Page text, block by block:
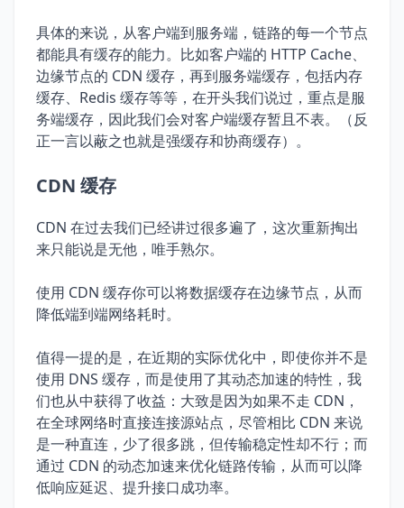
具体的来说，从客户端到服务端，链路的每一个节点
都能具有缓存的能力。比如客户端的 HTTP Cache、
边缘节点的 CDN 缓存，再到服务端缓存，包括内存
缓存、Redis 缓存等等，在开头我们说过，重点是服
务端缓存，因此我们会对客户端缓存暂且不表。（反
正一言以蔽之也就是强缓存和协商缓存）。
CDN 缓存
CDN 在过去我们已经讲过很多遍了，这次重新掏出
来只能说是无他，唯手熟尔。
使用 CDN 缓存你可以将数据缓存在边缘节点，从而
降低端到端网络耗时。
值得一提的是，在近期的实际优化中，即使你并不是
使用 DNS 缓存，而是使用了其动态加速的特性，我
们也从中获得了收益：大致是因为如果不走 CDN，
在全球网络时直接连接源站点，尽管相比 CDN 来说
是一种直连，少了很多跳，但传输稳定性却不行；而
通过 CDN 的动态加速来优化链路传输，从而可以降
低响应延迟、提升接口成功率。